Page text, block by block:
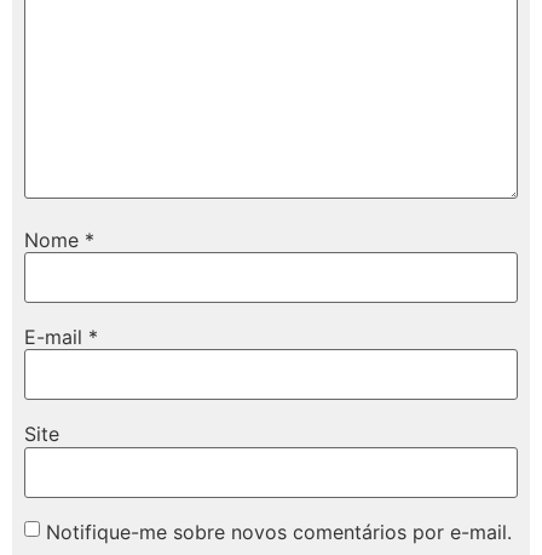
Nome *
E-mail *
Site
Notifique-me sobre novos comentários por e-mail.